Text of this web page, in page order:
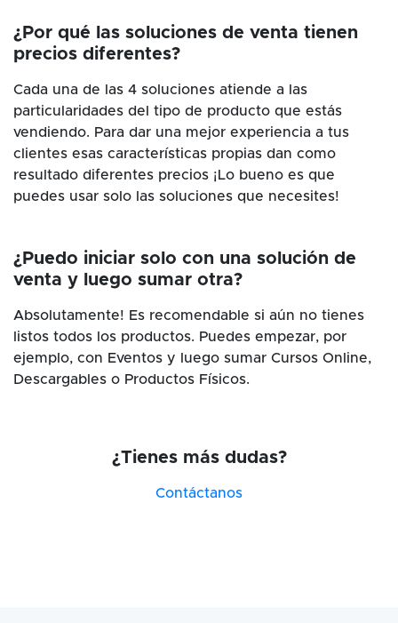
¿Por qué las soluciones de venta tienen
precios diferentes?
Cada una de las 4 soluciones atiende a las
particularidades del tipo de producto que estás
vendiendo. Para dar una mejor experiencia a tus
clientes esas características propias dan como
resultado diferentes precios ¡Lo bueno es que
puedes usar solo las soluciones que necesites!
¿Puedo iniciar solo con una solución de
venta y luego sumar otra?
Absolutamente! Es recomendable si aún no tienes
listos todos los productos. Puedes empezar, por
ejemplo, con Eventos y luego sumar Cursos Online,
Descargables o Productos Físicos.
¿Tienes más dudas?
Contáctanos